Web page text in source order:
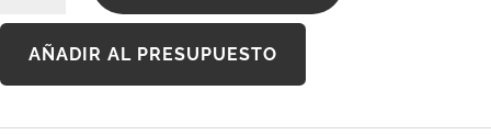
AÑADIR AL PRESUPUESTO